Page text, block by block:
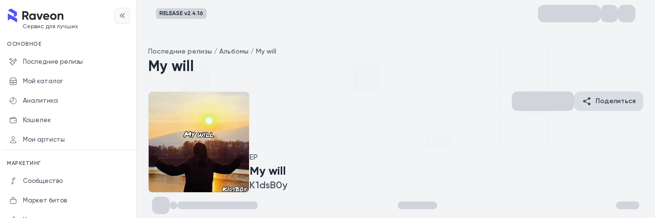
Сервис для лучших
ОСНОВНОЕ
Последние релизы
Мой каталог
Аналитика
Кошелек
Мои артисты
МАРКЕТИНГ
Сообщество
Маркет битов
RELEASE v2.4.16
Последние релизы / Альбомы / My will
My will
EP
My will
K1dsB0y
Поделиться